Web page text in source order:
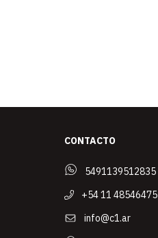
CONTACTO
5491139512835
+54 11 48546475
info@c1.ar